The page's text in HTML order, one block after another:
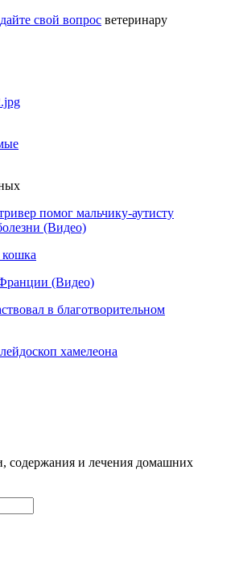
свой вопрос ветеринару
помог мальчику-аутисту
(Видео)
(Видео)
в благотворительном
хамелеона
содержания и лечения домашних